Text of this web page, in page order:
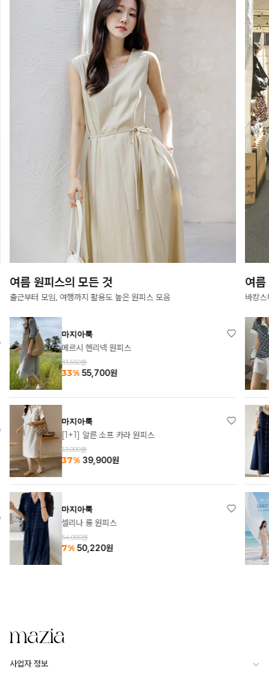
여름 원피스의 모든 것
출근부터 모임, 여행까지 활용도 높은 원피스 모음
마지아룩
메르시 헨리넥 원피스
83,550원
33% 55,700원
마지아룩
[1+1] 알른 소프 카라 원피스
63,000원
37% 39,900원
마지아룩
셀리나 롱 원피스
54,000원
7% 50,220원
여
바캉
사업자 정보